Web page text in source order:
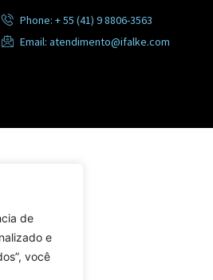
de
e
você
Phone: + 55 (41) 9 8806-3563
Email:atendimento@ifalke.com